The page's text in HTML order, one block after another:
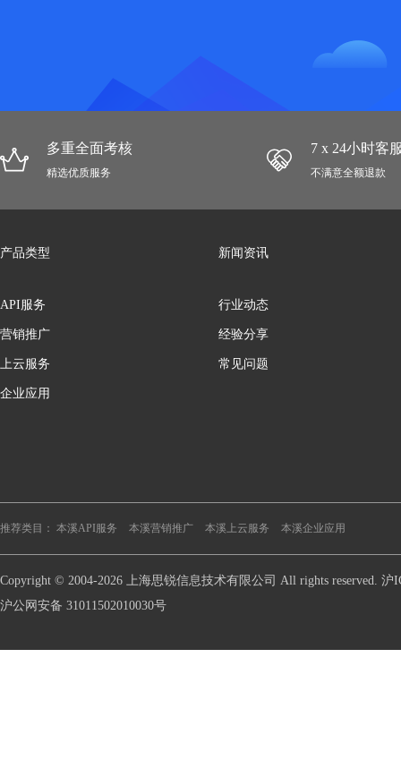
多重全面考核
精选优质服务
7 x 24小时客
不满意全额退款
产品类型
API服务
营销推广
上云服务
企业应用
新闻资讯
行业动态
经验分享
常见问题
推荐类目： 本溪API服务 本溪营销推广 本溪上云服务 本溪企业应用
Copyright © 2004-2026 上海思锐信息技术有限公司 All rights reserved. 沪
沪公网安备 31011502010030号